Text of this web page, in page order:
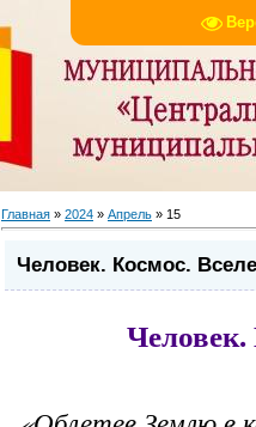
Главная » 2024 » Апрель » 15
Человек. Космос.